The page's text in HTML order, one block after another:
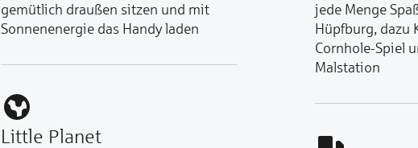
gemütlich draußen sitzen und mit
Sonnenenergie das Handy laden
Little Planet
jede Menge
Hüpfburg, dazu
Cornhole-Spiel
Malstation